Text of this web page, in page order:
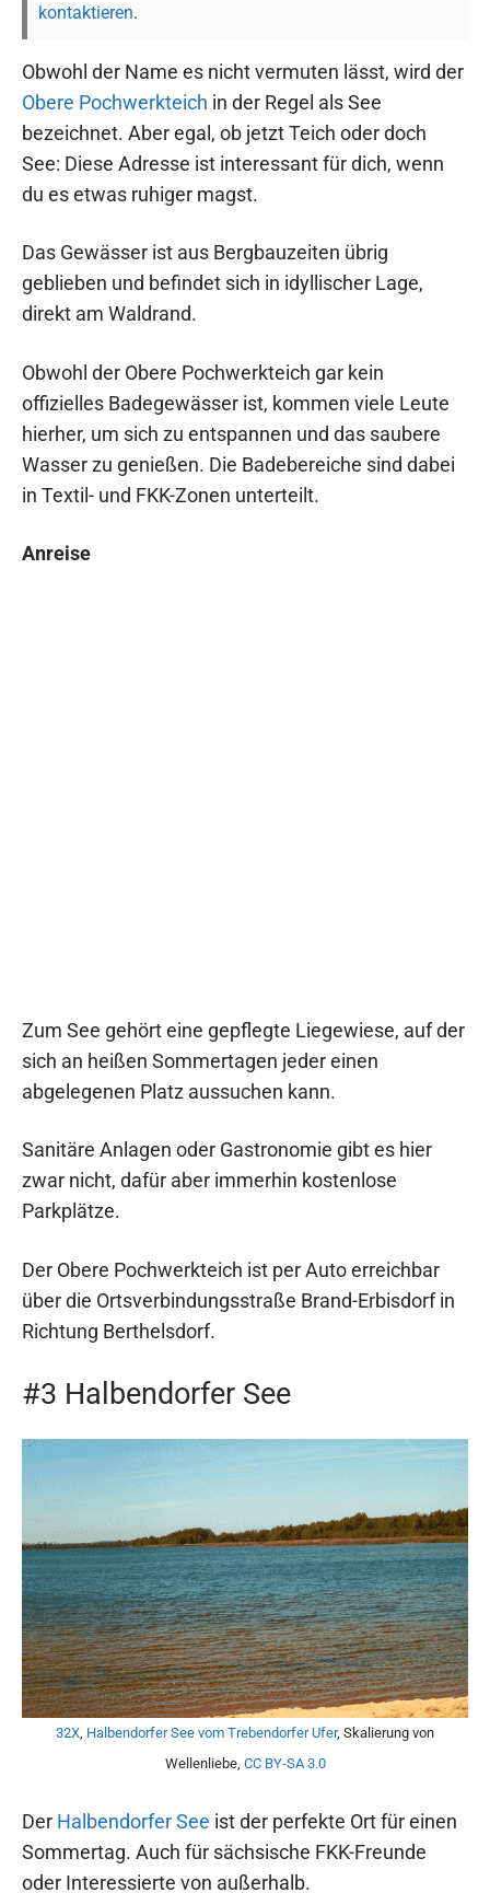
kontaktieren.
Obwohl der Name es nicht vermuten lässt, wird der
Obere Pochwerkteich in der Regel als See
bezeichnet. Aber egal, ob jetzt Teich oder doch
See: Diese Adresse ist interessant für dich, wenn
du es etwas ruhiger magst.
Das Gewässer ist aus Bergbauzeiten übrig
geblieben und befindet sich in idyllischer Lage,
direkt am Waldrand.
Obwohl der Obere Pochwerkteich gar kein
offizielles Badegewässer ist, kommen viele Leute
hierher, um sich zu entspannen und das saubere
Wasser zu genießen. Die Badebereiche sind dabei
in Textil- und FKK-Zonen unterteilt.
Anreise
Zum See gehört eine gepflegte Liegewiese, auf der
sich an heißen Sommertagen jeder einen
abgelegenen Platz aussuchen kann.
Sanitäre Anlagen oder Gastronomie gibt es hier
zwar nicht, dafür aber immerhin kostenlose
Parkplätze.
Der Obere Pochwerkteich ist per Auto erreichbar
über die Ortsverbindungsstraße Brand-Erbisdorf in
Richtung Berthelsdorf.
#3 Halbendorfer See
32X Halbendorfer See vom Trebendorfer Ufer, Skalierung von
Wellenliebe, CC BY-SA 3.0
Der Halbendorfer See ist der perfekte Ort für einen
Sommertag. Auch für sächsische FKK-Freunde
oder Interessierte von außerhalb.